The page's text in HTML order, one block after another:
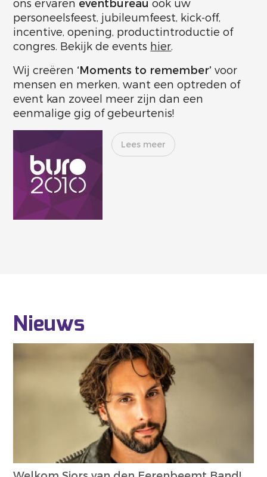
ons ervaren eventbureau ook uw
personeelsfeest, jubileumfeest, kick-off,
incentive, opening, productintroductie of
congres. Bekijk de events hier.
Wij creëren ‘Moments to remember’ voor
mensen en merken, want een optreden of
event kan zoveel meer zijn dan een
eenmalige gig of gebeurtenis!
Lees meer
Nieuws